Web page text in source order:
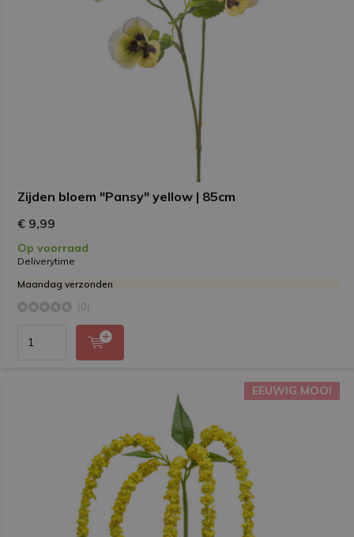
Zijden bloem "Pansy" yellow | 85cm
€ 9,99
Op voorraad
Deliverytime
Maandag verzonden
(0)
EEUWIG MOOI